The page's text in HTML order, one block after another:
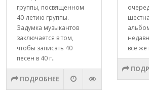
группы, посвященном
40-летию группы.
Задумка музыкантов
заключается в том,
чтобы записать 40
песен в 40 г..
ПОДРОБНЕЕ
все же